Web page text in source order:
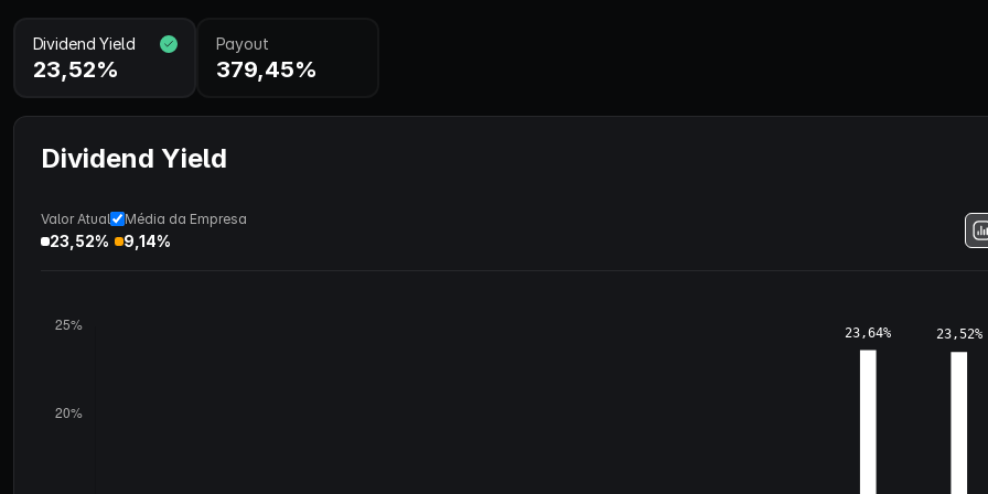
Dividend Yield
23,52%
Payout
379,45%
Dividend Yield
Valor Atual
23,52%
Média da Empresa
9,14%